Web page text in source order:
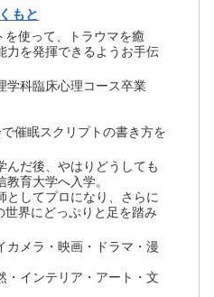
もと
を使って、トラウマを癒
力を発揮できるようお手伝
学科臨床心理コース卒業
催眠スクリプトの書き方を
んだ後、やはりどうしても
育大学へ入学。
としてプロになり、さらに
世界にどっぷりと足を踏み
カメラ・映画・ドラマ・漫
・インテリア・アート・文